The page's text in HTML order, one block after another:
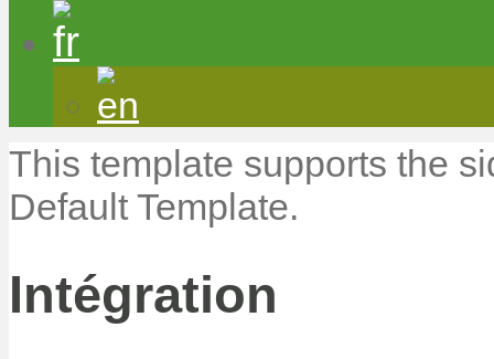
This template supports the
Default Template.
Intégration